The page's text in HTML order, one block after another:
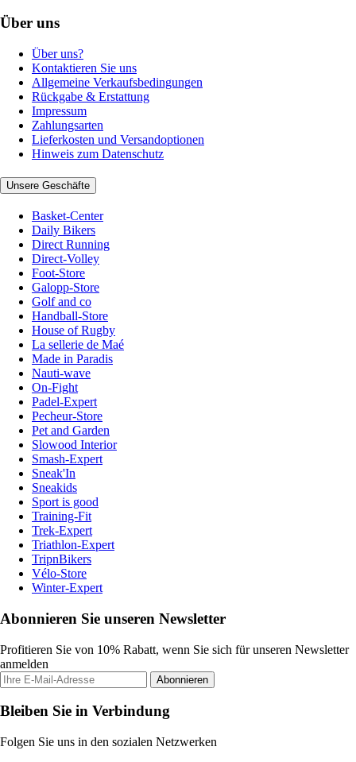
Über uns
Über uns?
Kontaktieren Sie uns
Allgemeine Verkaufsbedingungen
Rückgabe & Erstattung
Impressum
Zahlungsarten
Lieferkosten und Versandoptionen
Hinweis zum Datenschutz
Unsere Geschäfte
Basket-Center
Daily Bikers
Direct Running
Direct-Volley
Foot-Store
Galopp-Store
Golf and co
Handball-Store
House of Rugby
La sellerie de Maé
Made in Paradis
Nauti-wave
On-Fight
Padel-Expert
Pecheur-Store
Pet and Garden
Slowood Interior
Smash-Expert
Sneak'In
Sneakids
Sport is good
Training-Fit
Trek-Expert
Triathlon-Expert
TripnBikers
Vélo-Store
Winter-Expert
Abonnieren Sie unseren Newsletter
Profitieren Sie von 10% Rabatt, wenn Sie sich für unseren Newsletter
anmelden
Abonnieren
Bleiben Sie in Verbindung
Folgen Sie uns in den sozialen Netzwerken